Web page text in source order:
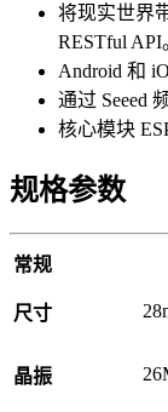
将现实世界
RESTful API
Android 和
通过 Seeed
核心模块
规格参数
常规
尺寸
晶振